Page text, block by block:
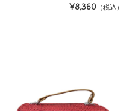
¥8,360 （税込）